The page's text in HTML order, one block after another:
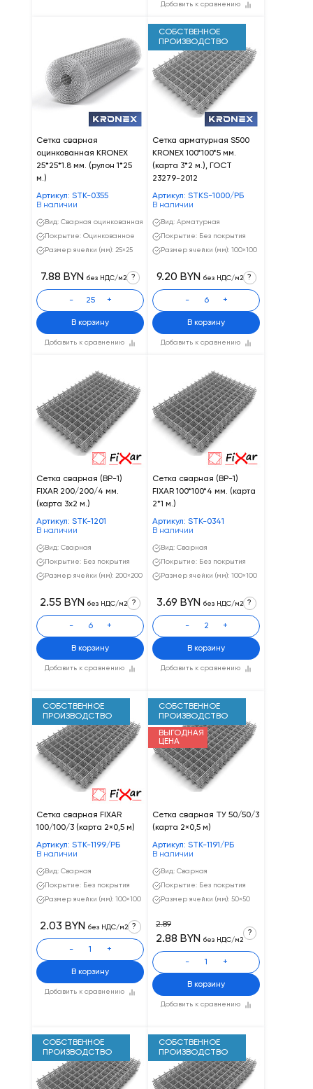
Добавить к сравнению
Сетка сварная
оцинкованная KRONEX
25*25*1.8 мм. (рулон 1*25
м.)
Артикул: STK-0355
В наличии
Вид: Сварная оцинкованная
Покрытие: Оцинкованное
Размер ячейки (мм): 25×25
Добавить к сравнению
7.88 BYN без НДС/м2 ?
- +
В корзину
СОБСТВЕННОЕ
ПРОИЗВОДСТВО
Сетка арматурная S500
KRONEX 100*100*5 мм.
(карта 3*2 м.), ГОСТ
23279-2012
Артикул: STKS-1000/РБ
В наличии
Вид: Арматурная
Покрытие: Без покрытия
Размер ячейки (мм): 100×100
Добавить к сравнению
9.20 BYN без НДС/м2 ?
- +
В корзину
Сетка сварная (ВР-1)
FIXAR 200/200/4 мм.
(карта 3x2 м.)
Артикул: STK-1201
В наличии
Вид: Сварная
Покрытие: Без покрытия
Размер ячейки (мм): 200×200
Добавить к сравнению
2.55 BYN без НДС/м2 ?
- +
В корзину
Сетка сварная (ВР-1)
FIXAR 100*100*4 мм. (карта
2*1 м.)
Артикул: STK-0341
В наличии
Вид: Сварная
Покрытие: Без покрытия
Размер ячейки (мм): 100×100
Добавить к сравнению
3.69 BYN без НДС/м2 ?
- +
В корзину
СОБСТВЕННОЕ
ПРОИЗВОДСТВО
Сетка сварная FIXAR
100/100/3 (карта 2×0,5 м)
Артикул: STK-1199/РБ
В наличии
Вид: Сварная
Покрытие: Без покрытия
Размер ячейки (мм): 100×100
Добавить к сравнению
2.03 BYN без НДС/м2 ?
- +
В корзину
СОБСТВЕННОЕ
ПРОИЗВОДСТВО
ВЫГОДНАЯ
ЦЕНА
Сетка сварная ТУ 50/50/3
(карта 2×0,5 м)
Артикул: STK-1191/РБ
В наличии
Вид: Сварная
Покрытие: Без покрытия
Размер ячейки (мм): 50×50
Добавить к сравнению
2.89
2.88 BYN без НДС/м2
?
- +
В корзину
СОБСТВЕННОЕ
ПРОИЗВОДСТВО
СОБСТВЕННОЕ
ПРОИЗВОДСТВО